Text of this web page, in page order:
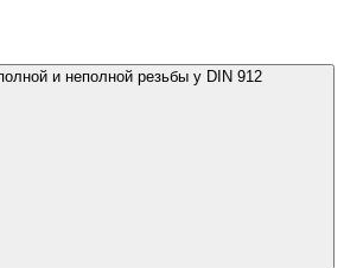
и неполной резьбы у DIN 912